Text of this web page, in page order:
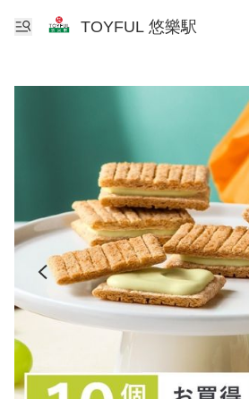
TOYFUL 悠樂駅